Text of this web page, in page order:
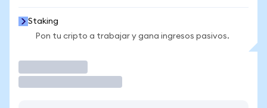
Staking
Pon tu cripto a trabajar y gana ingresos pasivos.